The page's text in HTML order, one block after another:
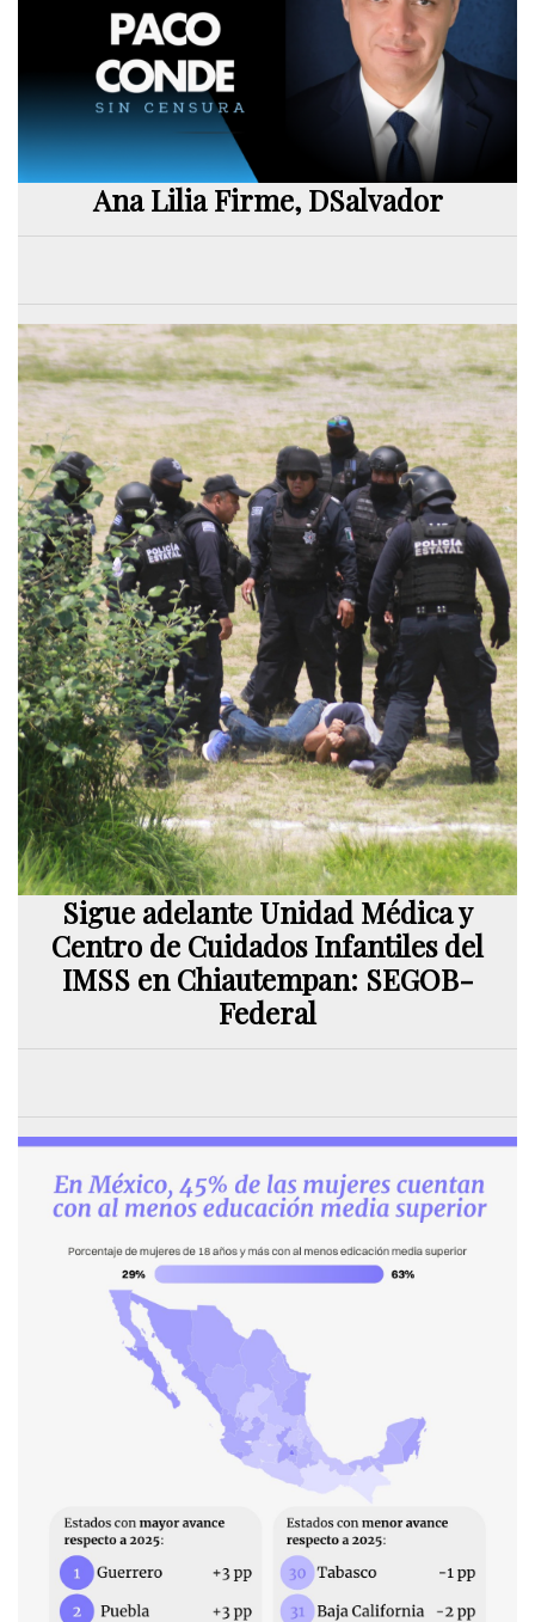
Ana Lilia Firme, DSalvador
Sigue adelante Unidad Médica y
Centro de Cuidados Infantiles del
IMSS en Chiautempan: SEGOB-
Federal